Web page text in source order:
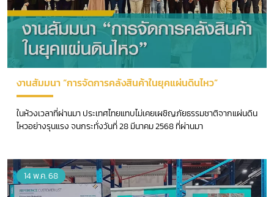
งานสัมมนา “การจัดการคลังสินค้าในยุคแผ่นดินไหว”
ในห้วงเวลาที่ผ่านมา ประเทศไทยแทบไม่เคยเผชิญภัยธรรมชาติจากแผ่นดิน
ไหวอย่างรุนแรง จนกระทั่งวันที่ 28 มีนาคม 2568 ที่ผ่านมา
14 พ.ค. 68